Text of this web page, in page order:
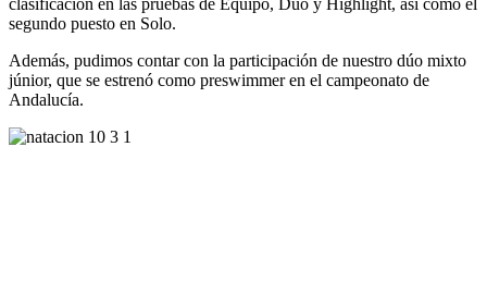
segundo puesto en Solo.
Además, pudimos contar con la participación de nuestro dúo mixto
júnior, que se estrenó como preswimmer en el campeonato de
Andalucía.